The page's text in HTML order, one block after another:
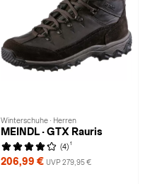
Winterschuhe · Herren
MEINDL · GTX Rauris
(4) 1
206,99 € UVP 279,95 €